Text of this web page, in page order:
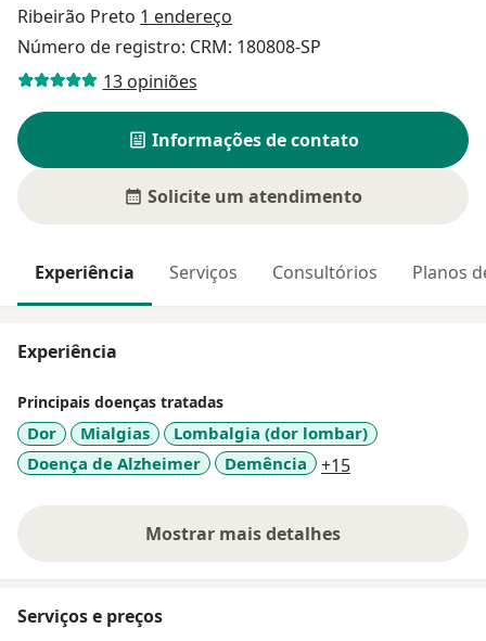
Ribeirão Preto 1 endereço
Número de registro: CRM: 180808-SP
13 opiniões
Informações de contato
Solicite um atendimento
Experiência Serviços Consultórios Planos
Experiência
Principais doenças tratadas
Dor Mialgias
Lombalgia (dor lombar)
Doença de Alzheimer
Demência +15
Mostrar mais detalhes
sobre a experiência
Serviços e preços